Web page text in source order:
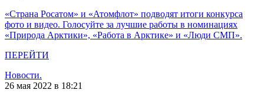
«Страна Росатом» и «Атомфлот» подводят итоги конкурса
фото и видео. Голосуйте за лучшие работы в номинациях
«Природа Арктики», «Работа в Арктике» и «Люди СМП».
ПЕРЕЙТИ
Новости.
26 мая 2022 в 18:21